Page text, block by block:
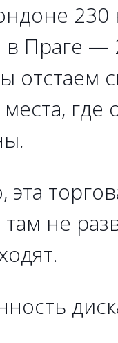
в Праге —
отстаем
где
там не